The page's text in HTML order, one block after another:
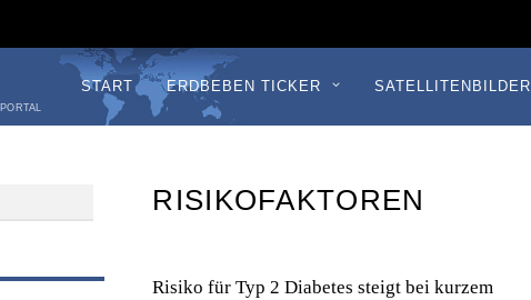
START ERDBEBEN TICKER SATELLITENBILDER
RISIKOFAKTOREN
Risiko für Typ 2 Diabetes steigt bei kurzem